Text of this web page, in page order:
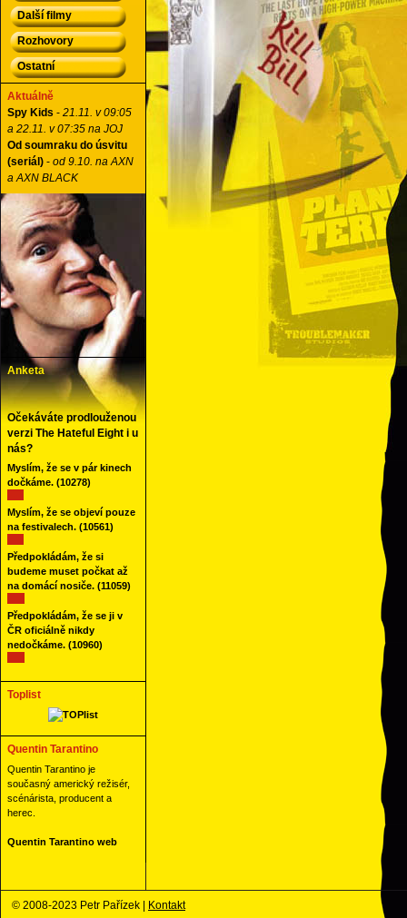
Další filmy
Rozhovory
Ostatní
Aktuálně
Spy Kids - 21.11. v 09:05
a 22.11. v 07:35 na JOJ
Od soumraku do úsvitu
(seriál) - od 9.10. na AXN
a AXN BLACK
Anketa
Očekáváte prodlouženou
verzi The Hateful Eight i u
nás?
Myslím, že se v pár kinech
dočkáme. (10278)
Myslím, že se objeví pouze
na festivalech. (10561)
Předpokládám, že si
budeme muset počkat až
na domácí nosiče. (11059)
Předpokládám, že se ji v
ČR oficiálně nikdy
nedočkáme. (10960)
Toplist
Quentin Tarantino
Quentin Tarantino je
současný americký režisér,
scénárista, producent a
herec.
Quentin Tarantino web
© 2008-2023 Petr Pařízek | Kontakt